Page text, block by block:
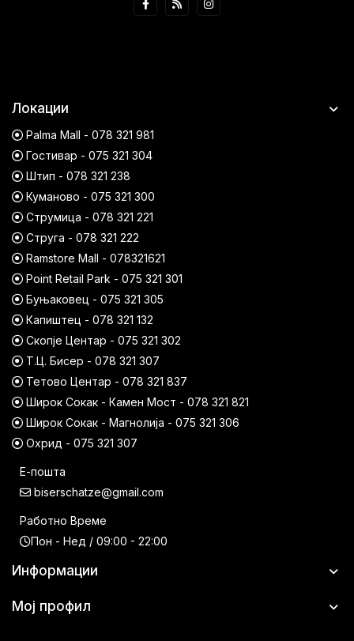
Локации
Palma Mall - 078 321 981
Гостивар - 075 321 304
Штип - 078 321 238
Куманово - 075 321 300
Струмица - 078 321 221
Струга - 078 321 222
Ramstore Mall - 078321621
Point Retail Park - 075 321 301
Буњаковец - 075 321 305
Капиштец - 078 321 132
Скопје Центар - 075 321 302
Т.Ц. Бисер - 078 321 307
Тетово Центар - 078 321 837
Широк Сокак - Камен Мост - 078 321 821
Широк Сокак - Магнолија - 075 321 306
Охрид - 075 321 307
Е-пошта
biserschatze@gmail.com
Работно Време
Пон - Нед / 09:00 - 22:00
Информации
Мој профил